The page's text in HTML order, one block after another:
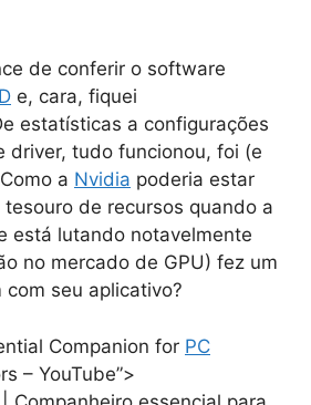
de conferir o software
e, cara, fiquei
estatísticas a configurações
driver, tudo funcionou, foi (e
a Nvidia poderia estar
de recursos quando a
está lutando notavelmente
no mercado de GPU) fez um
seu aplicativo?
Companion for PC
– YouTube”>